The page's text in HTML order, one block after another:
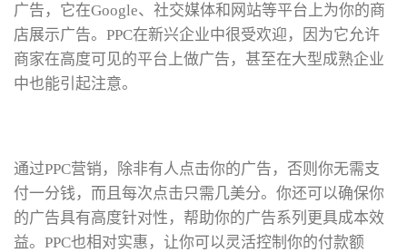
广告，它在Google、社交媒体和网站等平台上为你的商
店展示广告。PPC在新兴企业中很受欢迎，因为它允许
商家在高度可见的平台上做广告，甚至在大型成熟企业
中也能引起注意。
通过PPC营销，除非有人点击你的广告，否则你无需支
付一分钱，而且每次点击只需几美分。你还可以确保你
的广告具有高度针对性，帮助你的广告系列更具成本效
益。PPC也相对实惠，让你可以灵活控制你的付款额